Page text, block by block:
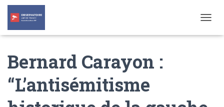
O
Bernard Carayon :
“L’antisémitisme